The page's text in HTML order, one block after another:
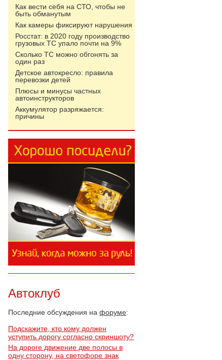
Как вести себя на СТО, чтобы не
быть обманутым
Как камеры фиксируют нарушения
Росстат: в 2020 году производство
грузовых ТС упало почти на 9%
Сколько ТС можно обгонять за
один раз
Детское автокресло: правила
перевозки детей
Плюсы и минусы частных
автоинструкторов
Аккумулятор разряжается:
причины
Автоклуб
Последние обсуждения на форуме:
Подскажите, кто кому должен
уступить дорогу согласно скриншоту?
На дороге движение две полосы в
одну сторону, на светофоре знак